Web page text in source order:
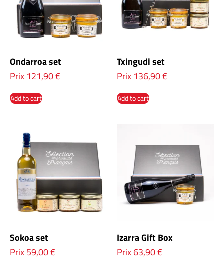
Ondarroa set
Prix 121,90€
Add to cart
Txingudi set
Prix 136,90€
Add to cart
Sokoa set
Prix59,00€
Izarra Gift Box
Prix63,90€